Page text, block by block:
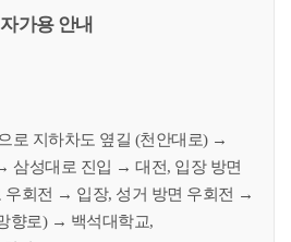
자가용 안내
로 지하차도 옆길 (천안대로) →
삼성대로 진입 → 대전, 입장 방면
회전 → 입장, 성거 방면 우회전 →
향로) → 백석대학교,